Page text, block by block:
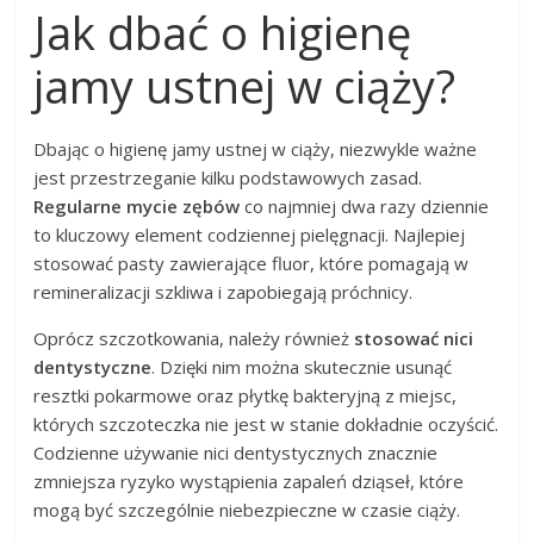
Jak dbać o higienę
jamy ustnej w ciąży?
Dbając o higienę jamy ustnej w ciąży, niezwykle ważne
jest przestrzeganie kilku podstawowych zasad.
Regularne mycie zębów co najmniej dwa razy dziennie
to kluczowy element codziennej pielęgnacji. Najlepiej
stosować pasty zawierające fluor, które pomagają w
remineralizacji szkliwa i zapobiegają próchnicy.
Oprócz szczotkowania, należy również stosować nici
dentystyczne. Dzięki nim można skutecznie usunąć
resztki pokarmowe oraz płytkę bakteryjną z miejsc,
których szczoteczka nie jest w stanie dokładnie oczyścić.
Codzienne używanie nici dentystycznych znacznie
zmniejsza ryzyko wystąpienia zapaleń dziąseł, które
mogą być szczególnie niebezpieczne w czasie ciąży.